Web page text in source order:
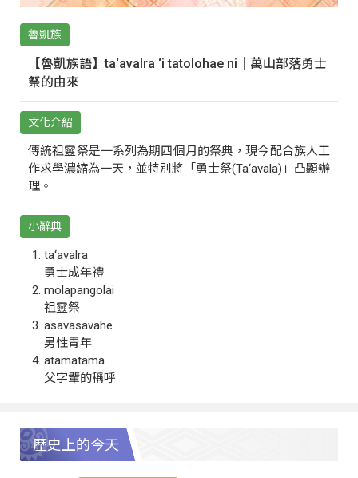
魯凱族
【魯凱族語】ta‘avalra ‘i tatolohae ni｜萬山部落勇士
祭的由來
文化介紹
傳統祖靈祭是一系列為期四個月的祭典，現今配合族人工
作求學濃縮為一天，並特別將「勇士祭(Ta‘avala)」凸顯辦
理。
小辭典
ta‘avalra
勇士成年禮
molapangolai
祖靈祭
asavasavahe
男性青年
atamatama
父字輩的稱呼
歷史上的今天